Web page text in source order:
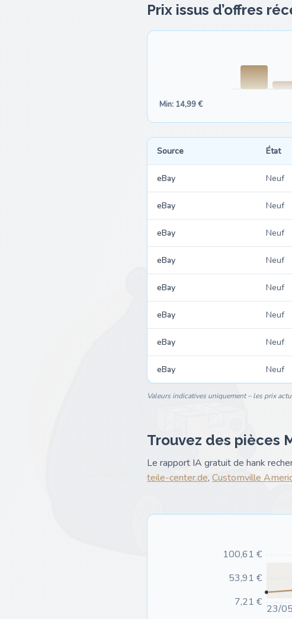
Prix issus d’offres
Min: 14,99 €
Source État
eBay Neuf
eBay Neuf
eBay Neuf
eBay Neuf
eBay Neuf
eBay Neuf
eBay Neuf
eBay Neuf
Valeurs indicatives uniquement – les prix
Trouvez des pièces
Le rapport IA gratuit de hank
teile-center.de, Customville
7,21 €
53,91 €
100,61 €
23/